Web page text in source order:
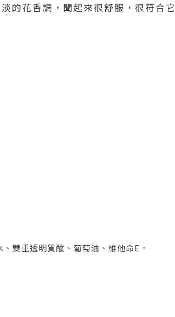
的花香調，聞起來很舒服，很符合它
雙重透明質酸、葡萄油、維他命E。